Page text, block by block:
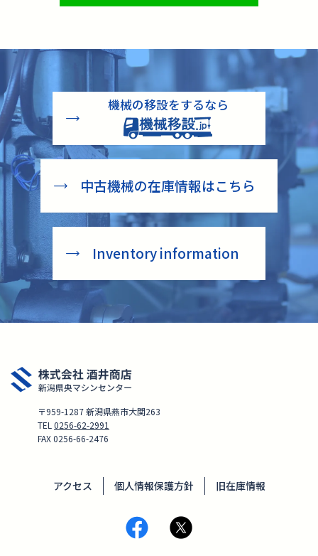
機械の移設をするなら
中古機械の在庫情報はこちら
Inventory information
〒959-1287 新潟県燕市大関263
TEL 0256-62-2991
FAX 0256-66-2476
アクセス 個人情報保護方針 旧在庫情報